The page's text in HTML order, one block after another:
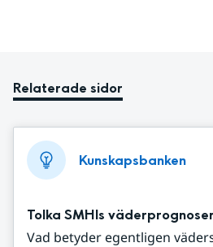
Relaterade sidor
Kunskapsbanken
Tolka SMHIs väderprognoser
Vad betyder egentligen